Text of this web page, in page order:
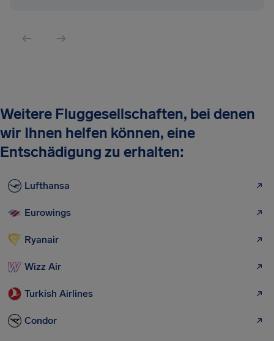
Weitere Fluggesellschaften, bei denen
wir Ihnen helfen können, eine
Entschädigung zu erhalten:
Lufthansa
Eurowings
Ryanair
Wizz Air
Turkish Airlines
Condor